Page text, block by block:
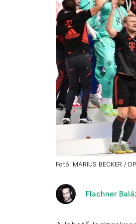
Fotó: MARIUS BECKER /
Flachner